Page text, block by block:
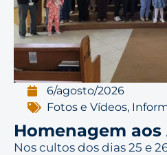
6/agosto/2026
Fotos e Vídeos,
Homenagem aos
Nos cultos dos dias 25 e